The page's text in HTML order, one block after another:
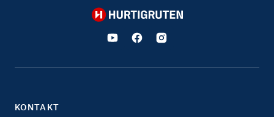
Hurtigruten
KONTAKT